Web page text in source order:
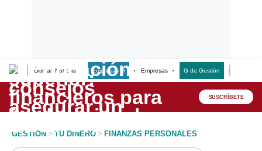
Últimas Noticias Empresas G Empresas G de Gestión
Lo último
Peru Quiosco SUSCRÍBETE
GESTION > TU DINERO > FINANZAS PERSONALES